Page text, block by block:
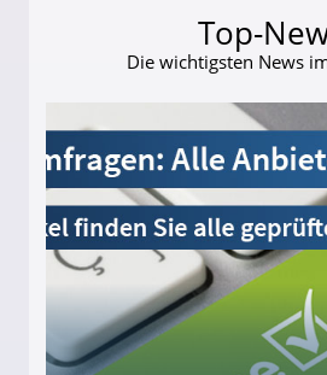
Top-
Die wichtigsten News